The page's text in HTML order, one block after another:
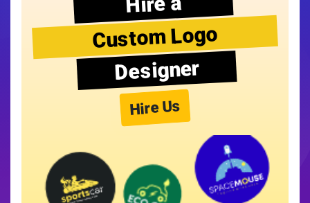
Custom Logo
Designer
Hire Us